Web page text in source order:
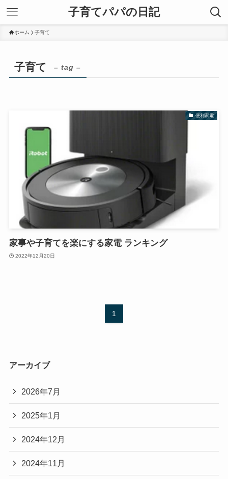
子育てパパの日記
ホーム 子育て
子育て – tag –
便利家電
家事や子育てを楽にする家電 ランキング
2022年12月20日
1
アーカイブ
2026年7月
2025年1月
2024年12月
2024年11月